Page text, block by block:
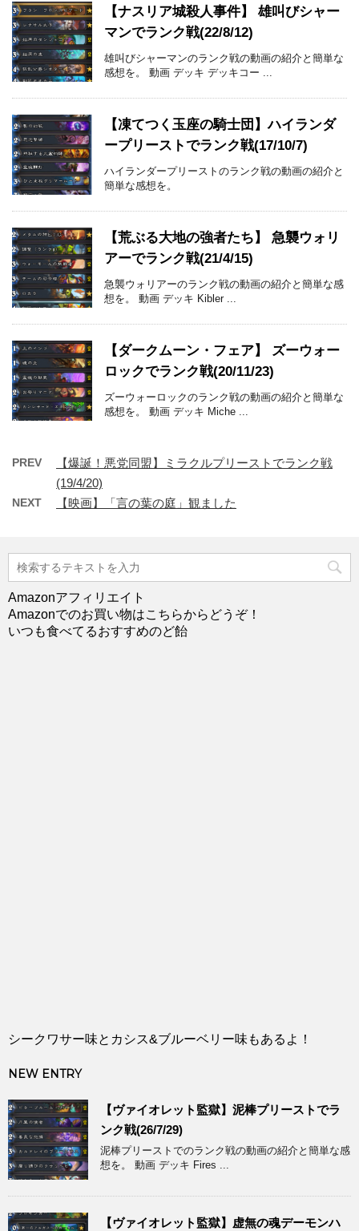
【ナスリア城殺人事件】 雄叫びシャー
マンでランク戦(22/8/12)
雄叫びシャーマンのランク戦の動画の紹介と簡単な
感想を。 動画 デッキ デッキコー ...
【凍てつく玉座の騎士団】ハイランダ
ープリーストでランク戦(17/10/7)
ハイランダープリーストのランク戦の動画の紹介と
簡単な感想を。
【荒ぶる大地の強者たち】 急襲ウォリ
アーでランク戦(21/4/15)
急襲ウォリアーのランク戦の動画の紹介と簡単な感
想を。 動画 デッキ Kibler ...
【ダークムーン・フェア】 ズーウォー
ロックでランク戦(20/11/23)
ズーウォーロックのランク戦の動画の紹介と簡単な
感想を。 動画 デッキ Miche ...
PREV
【爆誕！悪党同盟】ミラクルプリーストでランク戦
(19/4/20)
NEXT 【映画】「言の葉の庭」観ました
Amazonアフィリエイト
Amazonでのお買い物はこちらからどうぞ！
いつも食べてるおすすめのど飴
シークワサー味とカシス&ブルーベリー味もあるよ！
NEW ENTRY
【ヴァイオレット監獄】泥棒プリーストでラ
ンク戦(26/7/29)
泥棒プリーストでのランク戦の動画の紹介と簡単な感
想を。 動画 デッキ Fires ...
【ヴァイオレット監獄】虚無の魂デーモンハ